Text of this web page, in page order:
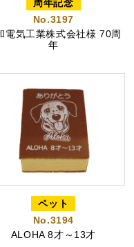
周年記念
No.3197
電気工業株式会社様 70周
年
ペット
No.3194
ALOHA 8才～13才